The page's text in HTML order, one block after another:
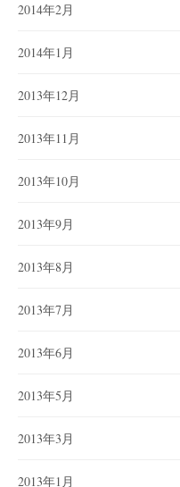
2014年2月
2014年1月
2013年12月
2013年11月
2013年10月
2013年9月
2013年8月
2013年7月
2013年6月
2013年5月
2013年3月
2013年1月